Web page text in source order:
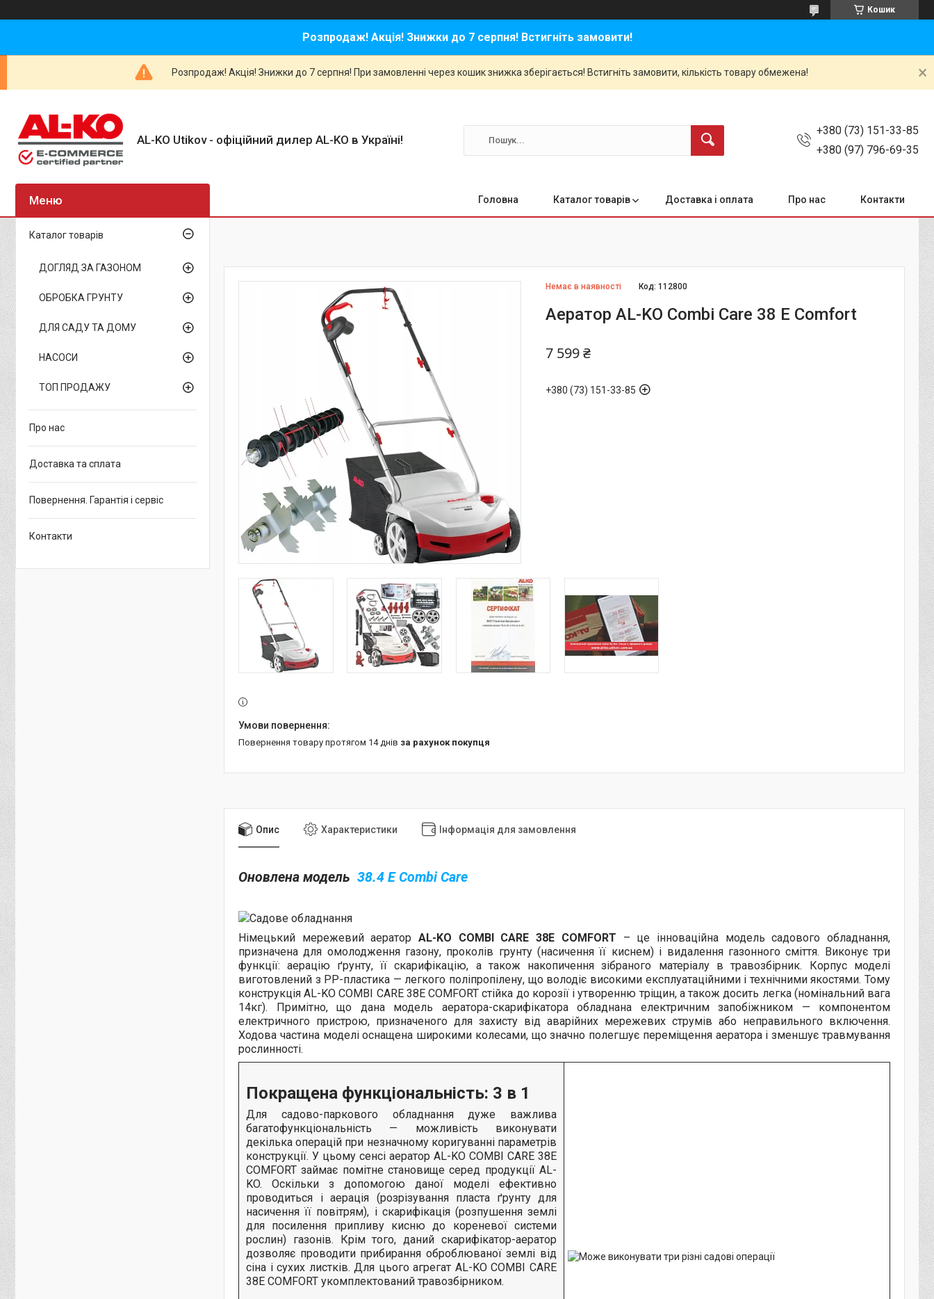
Кошик
Розпродаж! Акція! Знижки до 7 серпня! Встигніть замовити!
Розпродаж! Акція! Знижки до 7 серпня! При замовленні через кошик знижка зберігається! Встигніть замовити, кількість товару обмежена!
AL-KO Utikov - офіційний дилер AL-KO в Україні!
+380 (73) 151-33-85
+380 (97) 796-69-35
Головна Каталог товарів Доставка і оплата Про нас Контакти
Немає в наявності Код:112800
Аератор AL-KO Combi Care 38 E Comfort
7 599 ₴
+380 (73) 151-33-85
повернення товару протягом 14 днів за рахунок покупця
Опис Характеристики Інформація для замовлення
Оновлена модель 38.4 E Combi Care
Німецький мережевий аераторAL-KO COMBI CARE 38E COMFORT – це інноваційна модель садового обладнання,
призначена для омолодження газону, проколів грунту (насичення її киснем) і видалення газонного сміття. Виконує три
функції: аерацію ґрунту, її скарифікацію, а також накопичення зібраного матеріалу в травозбірник. Корпус моделі
виготовлений з РР-пластика — легкого поліпропілену, що володіє високими експлуатаційними і технічними якостями. Тому
конструкція AL-KO COMBI CARE 38E COMFORT стійка до корозії і утворенню тріщин, а також досить легка (номінальний вага
14кг). Примітно, що дана модель аератора-скарифікатора обладнана електричним запобіжником — компонентом
електричного пристрою, призначеного для захисту від аварійних мережевих струмів або неправильного включення.
Ходова частина моделі оснащена широкими колесами, що значно полегшує переміщення аератора і зменшує травмування
рослинності.
Покращена функціональність: 3 в 1
Для садово-паркового обладнання дуже важлива
багатофункціональність — можливість виконувати
декілька операцій при незначному коригуванні параметрів
конструкції. У цьому сенсі аератор AL-KO COMBI CARE 38E
COMFORT займає помітне становище серед продукції AL-
KO. Оскільки з допомогою даної моделі ефективно
проводиться і аерація (розрізування пласта ґрунту для
насичення її повітрям), і скарифікація (розпушення землі
для посилення припливу кисню до кореневої системи
рослин) газонів. Крім того, даний скарифікатор-аератор
дозволяє проводити прибирання оброблюваної землі від
сіна і сухих листків. Для цього агрегат AL-KO COMBI CARE
38E COMFORT укомплектований травозбірником.
Каталог товарів
ДОГЛЯД ЗА ГАЗОНОМ
ОБРОБКА ГРУНТУ
ДЛЯ САДУ ТА ДОМУ
НАСОСИ
ТОП ПРОДАЖУ
Про нас
Доставка та сплата
Повернення. Гарантія і сервіс
Контакти